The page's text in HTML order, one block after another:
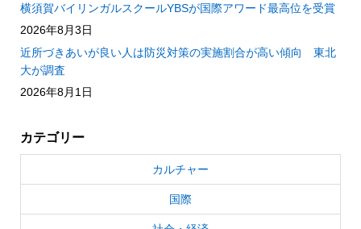
横須賀バイリンガルスクールYBSが国際アワード最高位を受賞
2026年8月3日
近所づきあいが良い人は防災対策の実施割合が高い傾向 東北
大が調査
2026年8月1日
カテゴリー
カルチャー
国際